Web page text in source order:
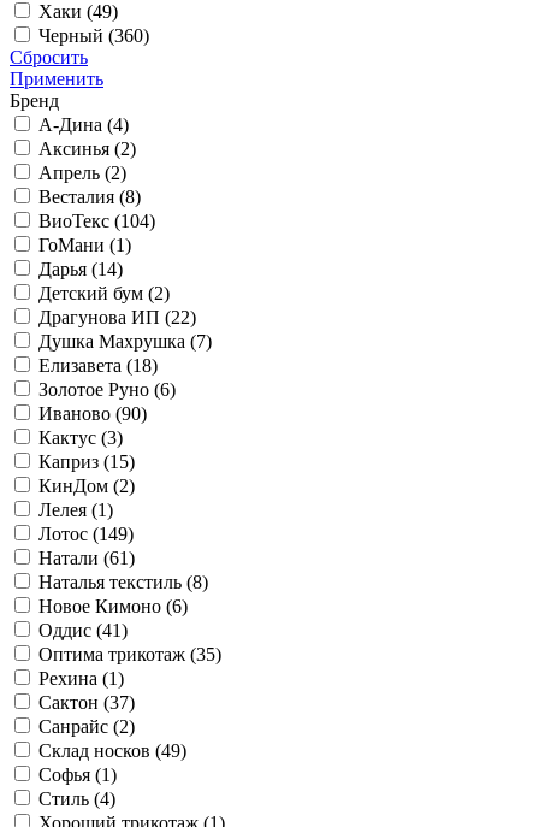
Хаки (49)
Черный (360)
Сбросить
Применить
Бренд
А-Дина (4)
Аксинья (2)
Апрель (2)
Весталия (8)
ВиоТекс (104)
ГоМани (1)
Дарья (14)
Детский бум (2)
Драгунова ИП (22)
Душка Махрушка (7)
Елизавета (18)
Золотое Руно (6)
Иваново (90)
Кактус (3)
Каприз (15)
КинДом (2)
Лелея (1)
Лотос (149)
Натали (61)
Наталья текстиль (8)
Новое Кимоно (6)
Оддис (41)
Оптима трикотаж (35)
Рехина (1)
Сактон (37)
Санрайс (2)
Склад носков (49)
Софья (1)
Стиль (4)